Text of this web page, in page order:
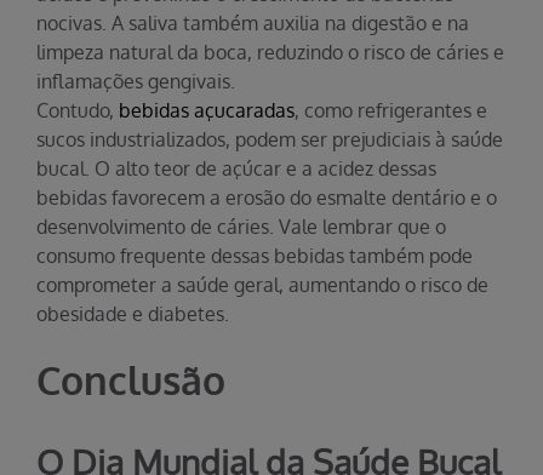
nocivas. A saliva também auxilia na digestão e na
limpeza natural da boca, reduzindo o risco de cáries e
inflamações gengivais.
Contudo, bebidas açucaradas, como refrigerantes e
sucos industrializados, podem ser prejudiciais à saúde
bucal. O alto teor de açúcar e a acidez dessas
bebidas favorecem a erosão do esmalte dentário e o
desenvolvimento de cáries. Vale lembrar que o
consumo frequente dessas bebidas também pode
comprometer a saúde geral, aumentando o risco de
obesidade e diabetes.
Conclusão
O Dia Mundial da Saúde Bucal